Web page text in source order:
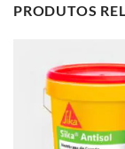
PRODUTOS